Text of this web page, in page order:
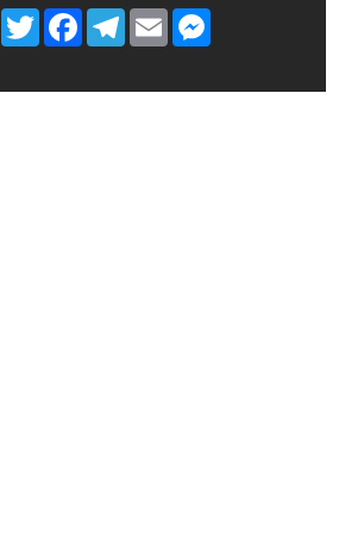
WhatsApp
TwitterFacebook
Telegram
Email